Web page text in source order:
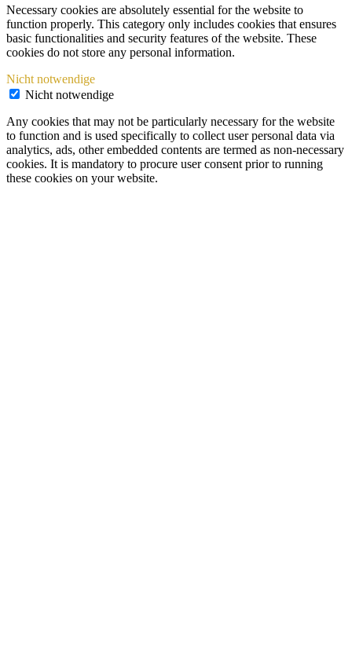
Necessary cookies are absolutely essential for the website to
function properly. This category only includes cookies that ensures
basic functionalities and security features of the website. These
cookies do not store any personal information.
Nicht notwendige
Nicht notwendige
Any cookies that may not be particularly necessary for the website
to function and is used specifically to collect user personal data via
analytics, ads, other embedded contents are termed as non-necessary
cookies. It is mandatory to procure user consent prior to running
these cookies on your website.